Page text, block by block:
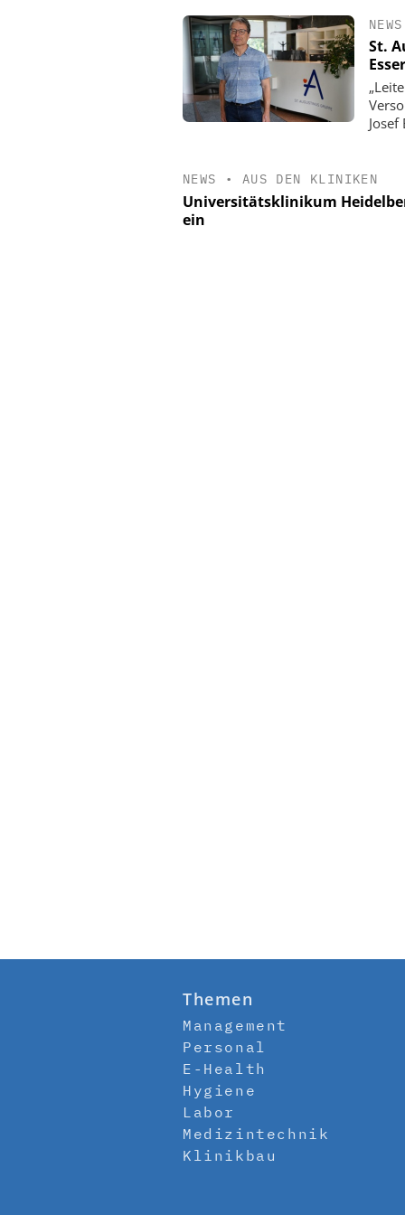
NEWS
St.
Josef
NEWS • AUS DEN KLINIKEN
Universitätsklinikum
ein
Themen
Management
Personal
E-Health
Hygiene
Labor
Medizintechnik
Klinikbau